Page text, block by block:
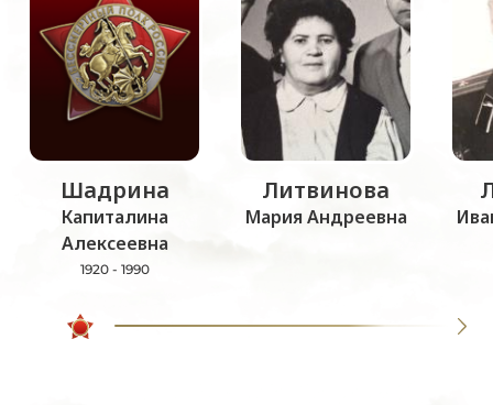
Шадрина
Капиталина
Алексеевна
1920 - 1990
Литвинова
Мария Андреевна